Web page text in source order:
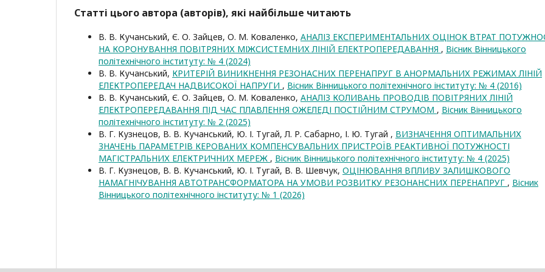
Статті цього автора (авторів), які найбільше читають
В. В. Кучанський, Є. О. Зайцев, О. М. Коваленко, АНАЛІЗ ЕКСПЕРИМЕНТАЛЬНИХ ОЦІНОК ВТРАТ
НА КОРОНУВАННЯ ПОВІТРЯНИХ МІЖСИСТЕМНИХ ЛІНІЙ ЕЛЕКТРОПЕРЕДАВАННЯ , Вісник Вінницького
політехнічного інституту: № 4 (2024)
В. В. Кучанський, КРИТЕРІЙ ВИНИКНЕННЯ РЕЗОНАСНИХ ПЕРЕНАПРУГ В АНОРМАЛЬНИХ РЕЖИМАХ ЛІНІЙ
ЕЛЕКТРОПЕРЕДАЧ НАДВИСОКОЇ НАПРУГИ , Вісник Вінницького політехнічного інституту: № 4 (2016)
В. В. Кучанський, Є. О. Зайцев, О. М. Коваленко, АНАЛІЗ КОЛИВАНЬ ПРОВОДІВ ПОВІТРЯНИХ ЛІНІЙ
ЕЛЕКТРОПЕРЕДАВАННЯ ПІД ЧАС ПЛАВЛЕННЯ ОЖЕЛЕДІ ПОСТІЙНИМ СТРУМОМ , Вісник Вінницького
політехнічного інституту: № 2 (2025)
В. Г. Кузнецов, В. В. Кучанський, Ю. І. Тугай, Л. Р. Сабарно, І. Ю. Тугай , ВИЗНАЧЕННЯ ОПТИМАЛЬНИХ
ЗНАЧЕНЬ ПАРАМЕТРІВ КЕРОВАНИХ КОМПЕНСУВАЛЬНИХ ПРИСТРОЇВ РЕАКТИВНОЇ ПОТУЖНОСТІ
МАГІСТРАЛЬНИХ ЕЛЕКТРИЧНИХ МЕРЕЖ , Вісник Вінницького політехнічного інституту: № 4 (2025)
В. Г. Кузнецов, В. В. Кучанський, Ю. І. Тугай, В. В. Шевчук, ОЦІНЮВАННЯ ВПЛИВУ ЗАЛИШКОВОГО
НАМАГНІЧУВАННЯ АВТОТРАНСФОРМАТОРА НА УМОВИ РОЗВИТКУ РЕЗОНАНСНИХ ПЕРЕНАПРУГ , Вісник
Вінницького політехнічного інституту: № 1 (2026)